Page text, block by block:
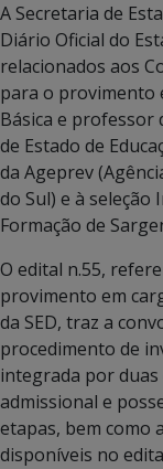
A Secretaria de
Diário Oficial do
relacionados aos
para o provimento
Básica e professor
de Estado de
da Ageprev
do Sul) e à
Formação de
O edital n.55,
provimento em
da SED, traz a
procedimento de
integrada por duas
admissional e
etapas, bem como
disponíveis no